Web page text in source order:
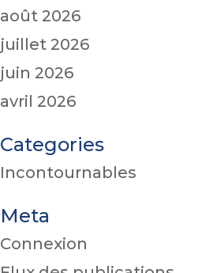
août 2026
juillet 2026
juin 2026
avril 2026
Categories
Incontournables
Meta
Connexion